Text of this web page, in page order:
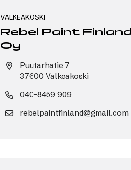
VALKEAKOSKI
Rebel Paint Finland
Oy
Puutarhatie 7
37600 Valkeakoski
040-8459 909
rebelpaintfinland@gmail.com